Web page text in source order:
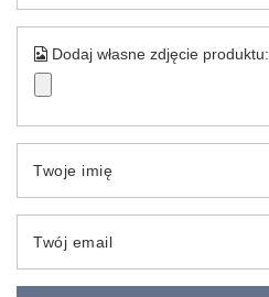
Dodaj własne zdjęcie produktu:
Twoje imię
Twój email